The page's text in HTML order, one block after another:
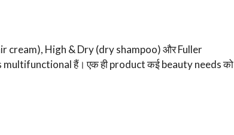
High & Dry (dry shampoo) और Fuller
हैं। एक ही product कई beauty needs को